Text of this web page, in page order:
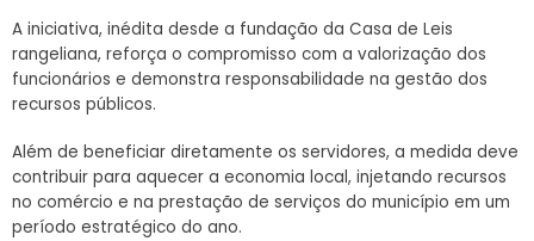
A iniciativa, inédita desde a fundação da Casa de Leis
rangeliana, reforça o compromisso com a valorização dos
funcionários e demonstra responsabilidade na gestão dos
recursos públicos.
Além de beneficiar diretamente os servidores, a medida deve
contribuir para aquecer a economia local, injetando recursos
no comércio e na prestação de serviços do município em um
período estratégico do ano.